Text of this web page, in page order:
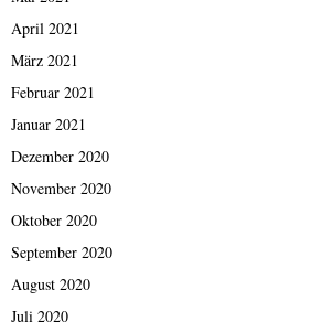
April 2021
März 2021
Februar 2021
Januar 2021
Dezember 2020
November 2020
Oktober 2020
September 2020
August 2020
Juli 2020